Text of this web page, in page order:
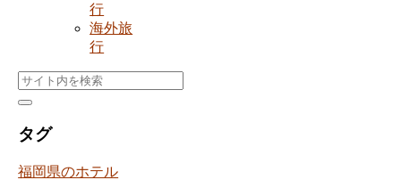
行
海外旅
行
タグ
福岡県のホテル